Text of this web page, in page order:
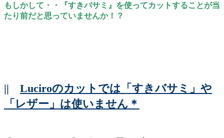
もしかして・・『すきバサミ』を使ってカットすることが当
たり前だと思っていませんか！？
|| Luciroのカットでは「すきバサミ」や
「レザー」は使いません＊